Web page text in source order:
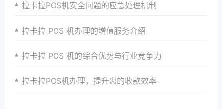
拉卡拉POS机安全问题的应急处理机制
拉卡拉 POS 机办理的增值服务介绍
拉卡拉 POS 机的综合优势与行业竞争力
拉卡拉POS机办理，提升您的收款效率